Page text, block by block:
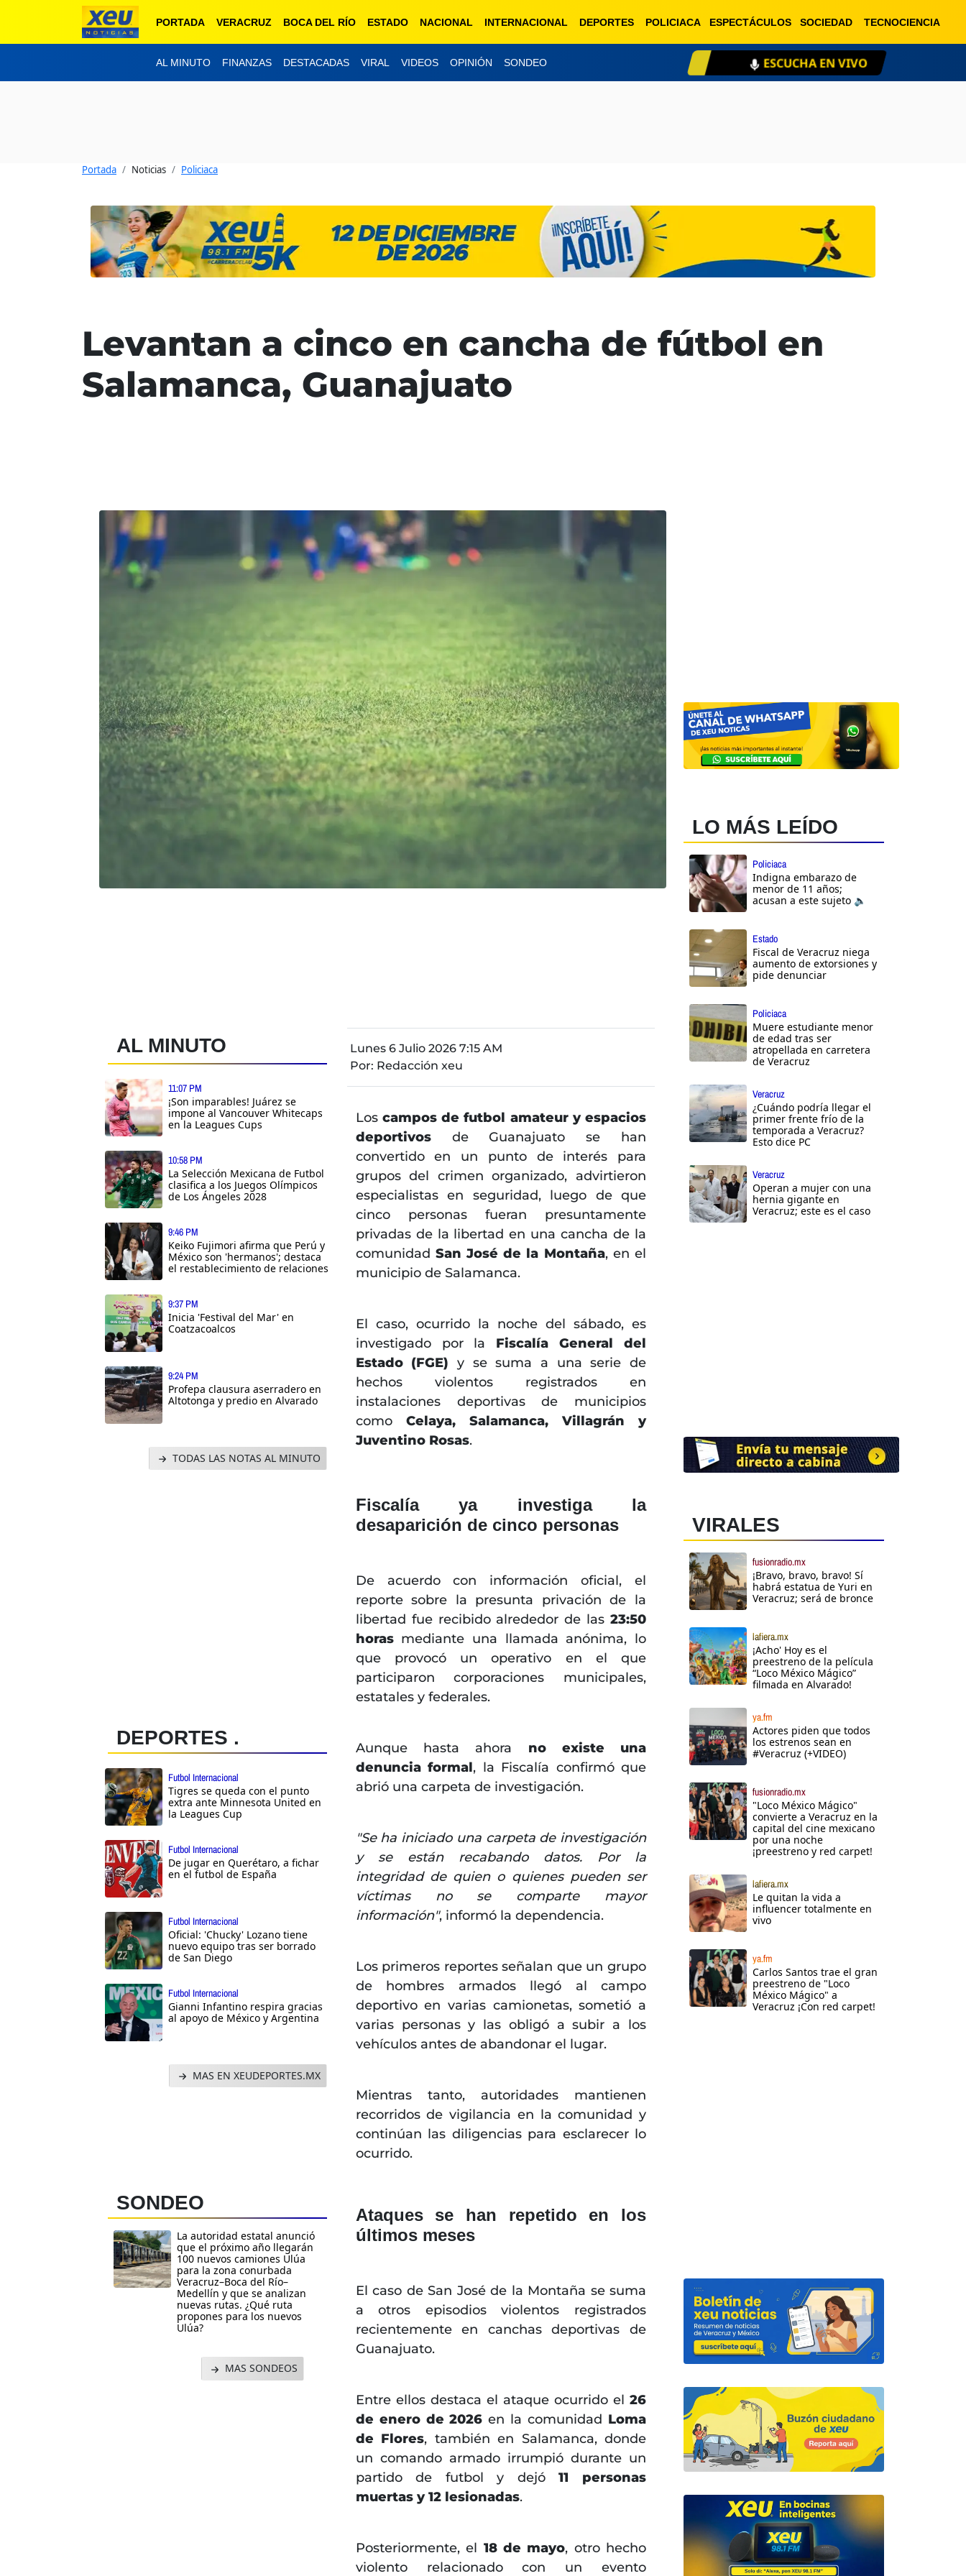
PORTADA VERACRUZ BOCA DEL RÍO ESTADO NACIONAL INTERNACIONAL DEPORTES POLICIACA ESPECTÁCULOS SOCIEDAD TECNOCIENCIA
AL MINUTO FINANZAS DESTACADAS VIRAL VIDEOS OPINIÓN SONDEO ESCUCHA EN VIVO
Portada Noticias Policiaca
Levantan a cinco en cancha de fútbol en
Salamanca, Guanajuato
AL MINUTO
11:07 PM
¡Son imparables! Juárez se
impone al Vancouver Whitecaps
en la Leagues Cups
10:58 PM
La Selección Mexicana de Futbol
clasifica a los Juegos Olímpicos
de Los Ángeles 2028
9:46 PM
Keiko Fujimori afirma que Perú y
México son 'hermanos'; destaca
el restablecimiento de relaciones
9:37 PM
Inicia 'Festival del Mar' en
Coatzacoalcos
9:24 PM
Profepa clausura aserradero en
Altotonga y predio en Alvarado
TODAS LAS NOTAS AL MINUTO
DEPORTES .
Futbol Internacional
Tigres se queda con el punto
extra ante Minnesota United en
la Leagues Cup
Futbol Internacional
De jugar en Querétaro, a fichar
en el futbol de España
Futbol Internacional
Oficial: 'Chucky' Lozano tiene
nuevo equipo tras ser borrado
de San Diego
Futbol Internacional
Gianni Infantino respira gracias
al apoyo de México y Argentina
MAS EN XEUDEPORTES.MX
SONDEO
La autoridad estatal anunció
que el próximo año llegarán
100 nuevos camiones Ulúa
para la zona conurbada
Veracruz–Boca del Río–
Medellín y que se analizan
nuevas rutas. ¿Qué ruta
propones para los nuevos
Ulúa?
MAS SONDEOS
Lunes 6 Julio 2026 7:15 AM
Por: Redacción xeu
Los campos de futbol amateur y espacios
deportivosde Guanajuato se han
convertido en un punto de interés para
grupos del crimen organizado, advirtieron
especialistas en seguridad, luego de que
cinco personas fueran presuntamente
privadas de la libertad en una cancha de la
comunidad San José de la Montaña, en el
municipio de Salamanca.
El caso, ocurrido la noche del sábado, es
investigado por la Fiscalía General del
Estado (FGE) y se suma a una serie de
hechos violentos registrados en
instalaciones deportivas de municipios
como Celaya, Salamanca, Villagrán y
Juventino Rosas.
Fiscalía ya investiga la
desaparición de cinco personas
De acuerdo con información oficial, el
reporte sobre la presunta privación de la
libertad fue recibido alrededor de las 23:50
horasmediante una llamada anónima, lo
que provocó un operativo en el que
participaron corporaciones municipales,
estatales y federales.
Aunque hasta ahora no existe una
denuncia formal, la Fiscalía confirmó que
abrió una carpeta de investigación.
"Se ha iniciado una carpeta de investigación
y se están recabando datos. Por la
integridad de quien o quienes pueden ser
víctimas no se comparte mayor
información", informó la dependencia.
Los primeros reportes señalan que un grupo
de hombres armados llegó al campo
deportivo en varias camionetas, sometió a
varias personas y las obligó a subir a los
vehículos antes de abandonar el lugar.
Mientras tanto, autoridades mantienen
recorridos de vigilancia en la comunidad y
continúan las diligencias para esclarecer lo
ocurrido.
Ataques se han repetido en los
últimos meses
El caso de San José de la Montaña se suma
a otros episodios violentos registrados
recientemente en canchas deportivas de
Guanajuato.
Entre ellos destaca el ataque ocurrido el 26
de enero de 2026 en la comunidad Loma
de Flores, también en Salamanca, donde
un comando armado irrumpió durante un
partido de futbol y dejó11 personas
muertas y 12 lesionadas.
Posteriormente, el 18 de mayo, otro hecho
violento relacionado con un evento
LO MÁS LEÍDO
Policiaca
Indigna embarazo de
menor de 11 años;
acusan a este sujeto 🔈
Estado
Fiscal de Veracruz niega
aumento de extorsiones y
pide denunciar
Policiaca
Muere estudiante menor
de edad tras ser
atropellada en carretera
de Veracruz
Veracruz
¿Cuándo podría llegar el
primer frente frío de la
temporada a Veracruz?
Esto dice PC
Veracruz
Operan a mujer con una
hernia gigante en
Veracruz; este es el caso
VIRALES
fusionradio.mx
¡Bravo, bravo, bravo! Sí
habrá estatua de Yuri en
Veracruz; será de bronce
lafiera.mx
¡Acho' Hoy es el
preestreno de la película
“Loco México Mágico”
filmada en Alvarado!
ya.fm
Actores piden que todos
los estrenos sean en
#Veracruz (+VIDEO)
fusionradio.mx
"Loco México Mágico"
convierte a Veracruz en la
capital del cine mexicano
por una noche
¡preestreno y red carpet!
lafiera.mx
Le quitan la vida a
influencer totalmente en
vivo
ya.fm
Carlos Santos trae el gran
preestreno de "Loco
México Mágico" a
Veracruz ¡Con red carpet!